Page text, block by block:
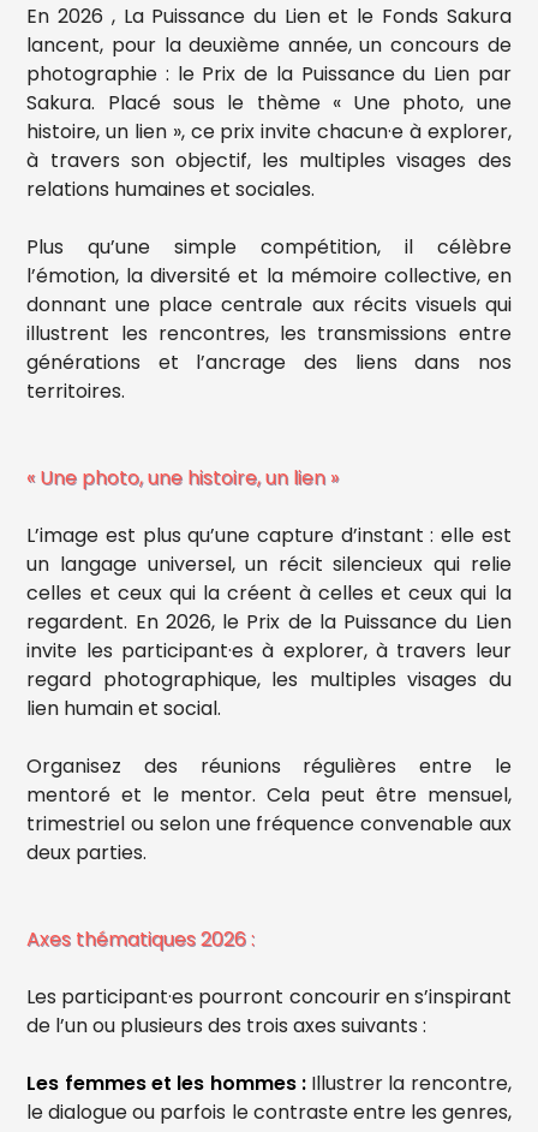
En 2026 , La Puissance du Lien et le Fonds Sakura
lancent, pour la deuxième année, un concours de
photographie : le Prix de la Puissance du Lien par
Sakura. Placé sous le thème « Une photo, une
histoire, un lien », ce prix invite chacun·e à explorer,
à travers son objectif, les multiples visages des
relations humaines et sociales.
Plus qu’une simple compétition, il célèbre
l’émotion, la diversité et la mémoire collective, en
donnant une place centrale aux récits visuels qui
illustrent les rencontres, les transmissions entre
générations et l’ancrage des liens dans nos
territoires.
« Une photo, une histoire, un lien »
L’image est plus qu’une capture d’instant : elle est
un langage universel, un récit silencieux qui relie
celles et ceux qui la créent à celles et ceux qui la
regardent. En 2026, le Prix de la Puissance du Lien
invite les participant·es à explorer, à travers leur
regard photographique, les multiples visages du
lien humain et social.
Organisez des réunions régulières entre le
mentoré et le mentor. Cela peut être mensuel,
trimestriel ou selon une fréquence convenable aux
deux parties.
Axes thématiques 2026 :
Les participant·es pourront concourir en s’inspirant
de l’un ou plusieurs des trois axes suivants :
Les femmes et les hommes :Illustrer la rencontre,
le dialogue ou parfois le contraste entre les genres,